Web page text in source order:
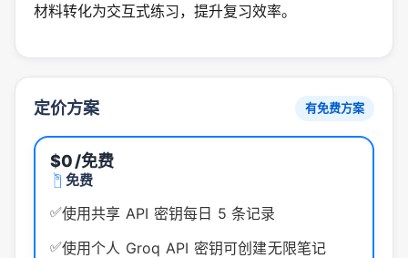
材料转化为交互式练习，提升复习效率。
定价方案 有免费方案
$0/免费
免费
✅使用共享 API 密钥每日 5 条记录
✅使用个人 Groq API 密钥可创建无限笔记